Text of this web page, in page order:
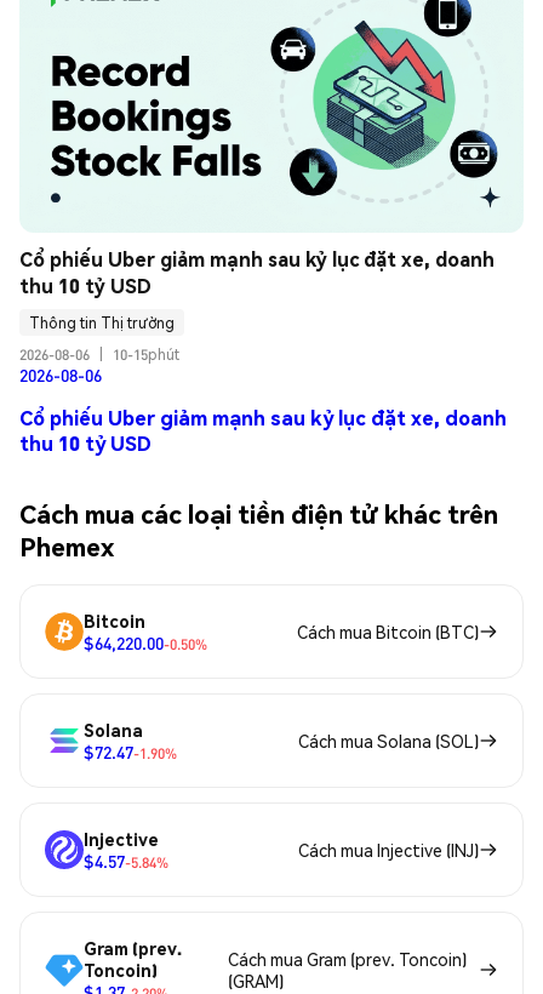
Cổ phiếu Uber giảm mạnh sau kỷ lục đặt xe, doanh
thu 10 tỷ USD
Thông tin Thị trường
2026-08-06
10-15phút
2026-08-06
Cổ phiếu Uber giảm mạnh sau kỷ lục đặt xe, doanh
thu 10 tỷ USD
Cách mua các loại tiền điện tử khác trên
Phemex
Bitcoin
$64,220.00-0.50%
Cách mua Bitcoin (BTC)
Solana
$72.47-1.90%
Cách mua Solana (SOL)
Injective
$4.57-5.84%
Cách mua Injective (INJ)
Gram (prev.
Toncoin)
Cách mua Gram (prev. Toncoin)
(GRAM)